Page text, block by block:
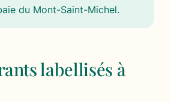
du Mont-Saint-Michel.
labellisés à